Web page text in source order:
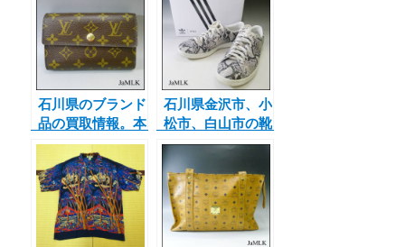
石川県のブランド
品の買取情報。本
日はルイヴィト
ン モノグラム
ポルトフォイユ
アレクサンドラの
財布を宅配買取さ
せて頂きました。
石川県金沢市、小
松市、白山市の靴
の買取ならジャム
ルK 買取情報
adidas
HYKE スニー
カー アディダス